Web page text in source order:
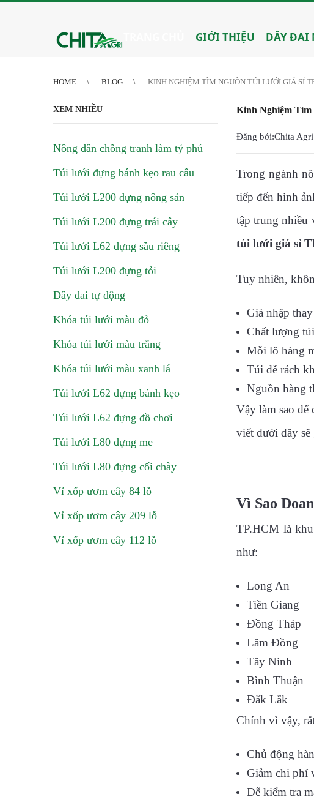
GIỚI THIỆU DÂY ĐAI
HOME BLOG KINH NGHIỆM TÌM NGUỒN TÚI LƯỚI GIÁ SỈ
Kinh Nghiệm Tìm
Đăng bởi:Chita Agri
Trong ngành
tiếp đến hình
tập trung nhiều
túi lưới giá sỉ
Tuy nhiên,
Giá nhập
Chất lượng
Mỗi lô hàng
Túi dễ rách
Nguồn hàng
Vậy làm sao
viết dưới đây
Vì Sao
TP.HCM là
như:
Long An
Tiền Giang
Đồng Tháp
Lâm Đồng
Tây Ninh
Bình Thuận
Đắk Lắk
Chính vì vậy,
Chủ động
Giảm chi phí
Dễ kiểm tra
XEM NHIỀU
Nông dân chồng tranh làm tỷ phú
Túi lưới đựng bánh kẹo rau câu
Túi lưới L200 đựng nông sản
Túi lưới L200 đựng trái cây
Túi lưới L62 đựng sầu riêng
Túi lưới L200 đựng tỏi
Dây đai tự động
Khóa túi lưới màu đỏ
Khóa túi lưới màu trắng
Khóa túi lưới màu xanh lá
Túi lưới L62 đựng bánh kẹo
Túi lưới L62 đựng đồ chơi
Túi lưới L80 đựng me
Túi lưới L80 đựng cối chày
Vỉ xốp ươm cây 84 lỗ
Vỉ xốp ươm cây 209 lỗ
Vỉ xốp ươm cây 112 lỗ